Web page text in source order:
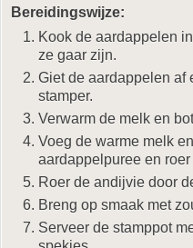
Bereidingswijze:
Kook de aardappelen
ze gaar zijn.
Giet de aardappelen af
stamper.
Verwarm de melk en
Voeg de warme melk
aardappelpuree en roer
Roer de andijvie door
Breng op smaak met
Serveer de stamppot